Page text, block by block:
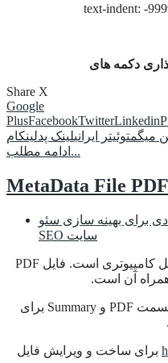
text-indent: -
Share X
Google
PlusFacebookTwitterLinkedin
میگمتوئیتر ایرانیلینک پدلینکام
ادامه مطلب...
MetaData File PDF
برای بهینه سازی سئو
SEO سایت
اطلاعاتی مخفی همراه هر فایل کامپیوتری است. فایل PDF
همراه آن است.
در قسمت Properties فایل محتوای قسمت PDF و Summary برای
برای ساخت و ویرایش فایل